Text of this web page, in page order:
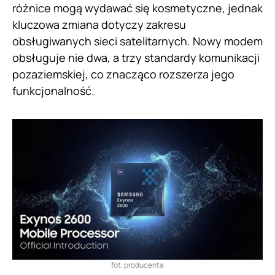
różnice mogą wydawać się kosmetyczne, jednak
kluczowa zmiana dotyczy zakresu
obsługiwanych sieci satelitarnych. Nowy modem
obsługuje nie dwa, a trzy standardy komunikacji
pozaziemskiej, co znacząco rozszerza jego
funkcjonalność.
fot. producenta